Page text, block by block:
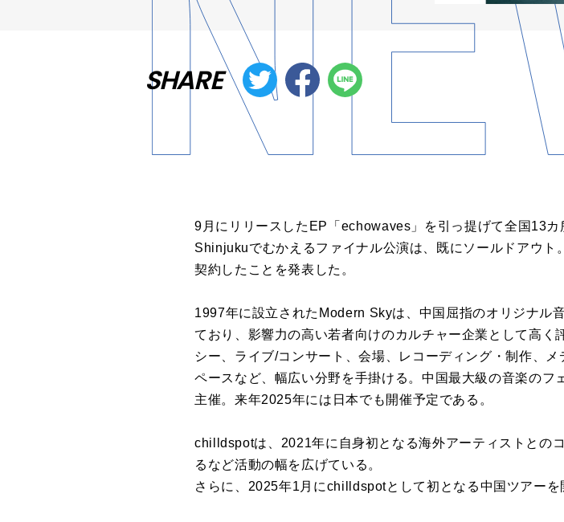
SHARE
9月にリリースしたEP「echowaves」を引っ提げて全国13
Shinjukuでむかえるファイナル公演は、既にソールドアウ
契約したことを発表した。
1997年に設立されたModern Skyは、中国屈指のオリジナル
ており、影響力の高い若者向けのカルチャー企業として高
シー、ライブ/コンサート、会場、レコーディング・制作、
ペースなど、幅広い分野を手掛ける。中国最大級の音楽の
主催。来年2025年には日本でも開催予定である。
chilldspotは、2021年に自身初となる海外アーティストとの
るなど活動の幅を広げている。
さらに、2025年1月にchilldspotとして初となる中国ツアー